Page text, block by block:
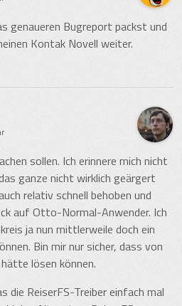
genaueren Bugreport packst und
Kontak Novell weiter.
sollen. Ich erinnere mich nicht
ganze nicht wirklich geärgert
relativ schnell behoben und
auf Otto-Normal-Anwender. Ich
ja nun mittlerweile doch ein
Bin mir nur sicher, dass von
lösen können.
die ReiserFS-Treiber einfach mal